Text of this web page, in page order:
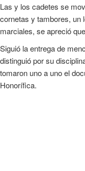
Las y los cadetes se
cornetas y tambores, un
marciales, se apreció
Siguió la entrega de
distinguió por su
tomaron uno a uno el
Honorífica.